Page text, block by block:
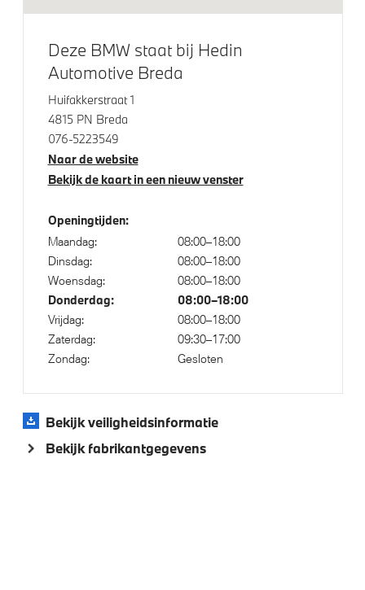
M Hoogglans Shadow Line
M Sportremsysteem Blau
19 inch LM Dubbelspaak (styling 791 M) in Jet Black
M Koplampen Shadow Line
LED Mistlampen
LED-dagrijverlichting
LED-mistlampen voor
Klimaatbeheersing
Aut.airconditioning
Elektrische voorzieningen
High-beam assistant
Comfort Access
Achteruitrijcamera
Deze BMW staat bij Hedin
Automotive Breda
Huifakkerstraat 1
4815 PN Breda
076-5223549
Naar de website
Bekijk de kaart in een nieuw venster
Openingtijden:
Maandag:
08:00–18:00
Dinsdag:
08:00–18:00
Woensdag:
08:00–18:00
Donderdag: 08:00–18:00
Vrijdag:
08:00–18:00
Zaterdag:
09:30–17:00
Zondag:
Gesloten
Bekijk veiligheidsinformatie
Bekijk fabrikantgegevens